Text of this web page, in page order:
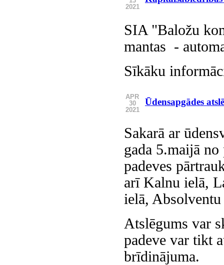
2021
SIA "Baložu
mantas -
Sīkāku
APR
30
2021
Ūdensapgādes
Sakarā ar
gada 5.maijā
padeves
arī Kalnu ielā,
ielā,
Atslēgums var
padeve var tikt
brīdinājuma.